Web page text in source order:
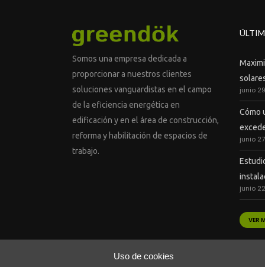
Somos una empresa dedicada a
proporcionar a nuestros clientes
soluciones vanguardistas en el campo
de la eficiencia energética en
edificación y en el área de construcción,
reforma y habilitación de espacios de
trabajo.
junio
Cómo
junio
junio
VER
Uso de cookies